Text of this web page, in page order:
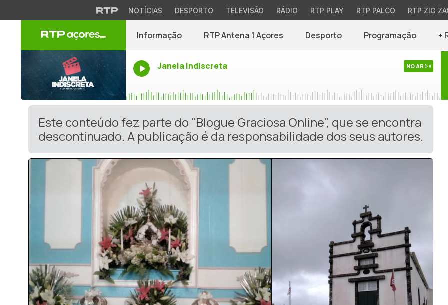
NOTÍCIAS DESPORTO TELEVISÃO RÁDIO RTP PLAY RTP PALCO RTP ZIG
Informação RTP Antena 1 Açores Desporto Programação +
Janela Indiscreta NO AR
Este conteúdo fez parte do "Blogue Graciosa Online", que se encontra
descontinuado. A publicação é da responsabilidade dos seus autores.